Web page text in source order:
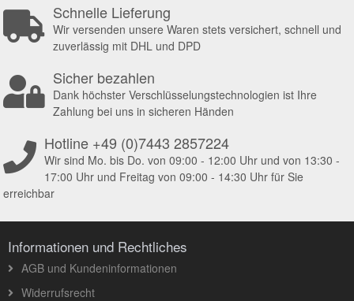
Schnelle Lieferung
Wir versenden unsere Waren stets versichert, schnell und
zuverlässig mit DHL und DPD
Sicher bezahlen
Dank höchster Verschlüsselungstechnologien ist Ihre
Zahlung bei uns in sicheren Händen
Hotline +49 (0)7443 2857224
Wir sind Mo. bis Do. von 09:00 - 12:00 Uhr und von 13:30 -
17:00 Uhr und Freitag von 09:00 - 14:30 Uhr für Sie
erreichbar
Informationen und Rechtliches
AGB und Kundeninformationen
Widerrufsrecht